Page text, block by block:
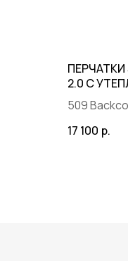
ПЕРЧАТКИ
2.0 С
509
17 100 р.